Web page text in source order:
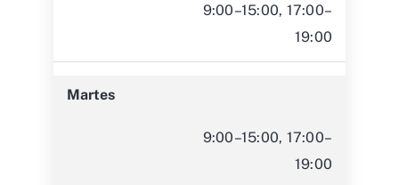
9:00–15:00, 17:00–
19:00
Martes
9:00–15:00, 17:00–
19:00